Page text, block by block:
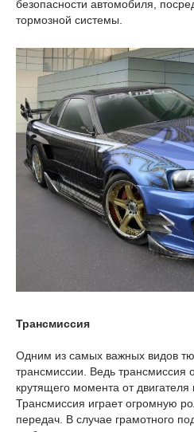
безопасности автомобиля,
тормозной системы.
Трансмиссия
Одним из самых важных видов
трансмиссии. Ведь трансмиссия
крутящего момента от
Трансмиссия играет огромную
передач. В случае грамотного